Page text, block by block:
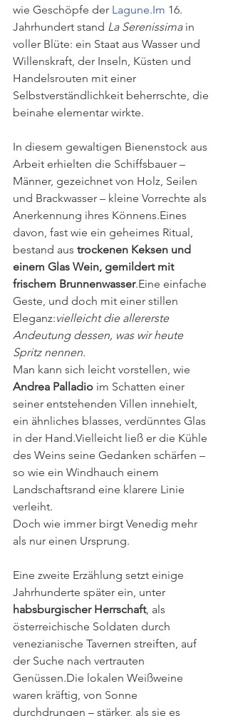
wie Geschöpfe der Lagune.Im 16.
Jahrhundert stand La Serenissima in
voller Blüte: ein Staat aus Wasser und
Willenskraft, der Inseln, Küsten und
Handelsrouten mit einer
Selbstverständlichkeit beherrschte, die
beinahe elementar wirkte.
In diesem gewaltigen Bienenstock aus
Arbeit erhielten die Schiffsbauer –
Männer, gezeichnet von Holz, Seilen
und Brackwasser – kleine Vorrechte als
Anerkennung ihres Könnens.Eines
davon, fast wie ein geheimes Ritual,
bestand aus trockenen Keksen und
einem Glas Wein, gemildert mit
frischem Brunnenwasser.Eine einfache
Geste, und doch mit einer stillen
Eleganz:vielleicht die allererste
Andeutung dessen, was wir heute
Spritz nennen.
Man kann sich leicht vorstellen, wie
Andrea Palladio im Schatten einer
seiner entstehenden Villen innehielt,
ein ähnliches blasses, verdünntes Glas
in der Hand.Vielleicht ließ er die Kühle
des Weins seine Gedanken schärfen –
so wie ein Windhauch einem
Landschaftsrand eine klarere Linie
verleiht.
Doch wie immer birgt Venedig mehr
als nur einen Ursprung.
Eine zweite Erzählung setzt einige
Jahrhunderte später ein, unter
habsburgischer Herrschaft, als
österreichische Soldaten durch
venezianische Tavernen streiften, auf
der Suche nach vertrauten
Genüssen.Die lokalen Weißweine
waren kräftig, von Sonne
durchdrungen – stärker, als sie es